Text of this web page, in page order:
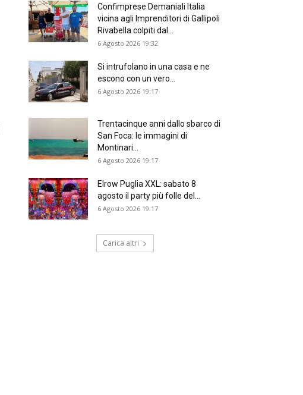
Confimprese Demaniali Italia
vicina agli Imprenditori di Gallipoli
Rivabella colpiti dal...
6 Agosto 2026 19:32
Si intrufolano in una casa e ne
escono con un vero...
6 Agosto 2026 19:17
Trentacinque anni dallo sbarco di
San Foca: le immagini di
Montinari...
6 Agosto 2026 19:17
Elrow Puglia XXL: sabato 8
agosto il party più folle del...
6 Agosto 2026 19:17
Carica altri